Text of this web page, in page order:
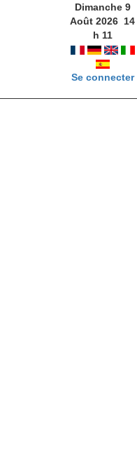
Dimanche 9
Août 2026 14
h 11
Se connecter